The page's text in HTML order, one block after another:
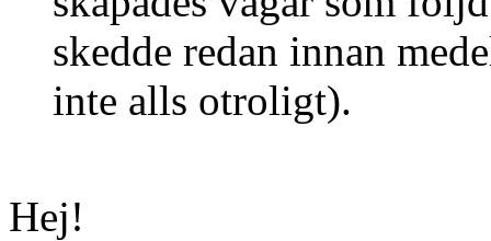
skedde redan innan
inte alls otroligt).
Hej!